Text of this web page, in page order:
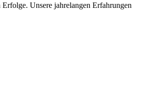
Unsere jahrelangen Erfahrungen